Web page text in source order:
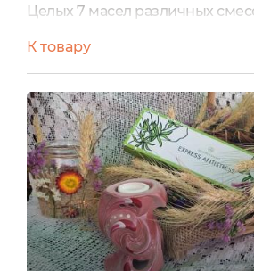
Целых 7 масел различных
Тут есть смеси: "Восполнение
бани и сауны", "Концентрация
путешествий", "Легкое
"Рождественская сказка",
Мне все нравятся и всеми
различных ситуациях. В
хандры, стресса, усталости,
отличного отдыха, в сауне, на
Новогоднего настроения.
Очень рекомендую
К товару